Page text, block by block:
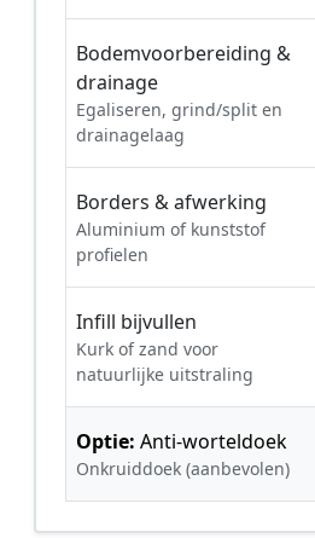
Bodemvoorbereiding &
drainage
Egaliseren, grind/split en
drainagelaag
Borders & afwerking
Aluminium of kunststof
profielen
Infill bijvullen
Kurk of zand voor
natuurlijke uitstraling
Optie: Anti-worteldoek
Onkruiddoek (aanbevolen)